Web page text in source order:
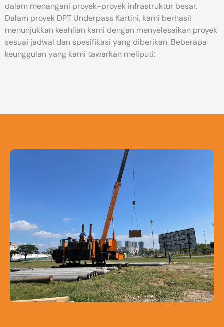
dalam menangani proyek-proyek infrastruktur besar.
Dalam proyek DPT Underpass Kartini, kami berhasil
menunjukkan keahlian kami dengan menyelesaikan proyek
sesuai jadwal dan spesifikasi yang diberikan. Beberapa
keunggulan yang kami tawarkan meliputi: